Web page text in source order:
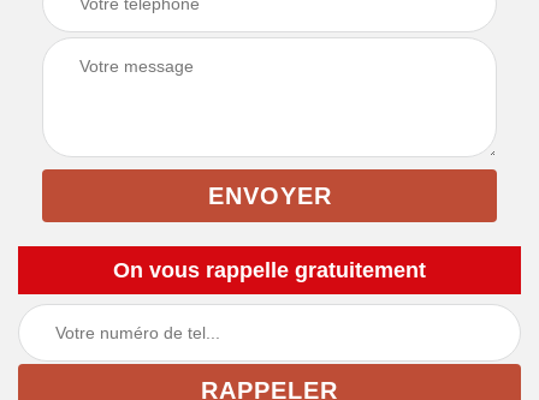
On vous rappelle gratuitement